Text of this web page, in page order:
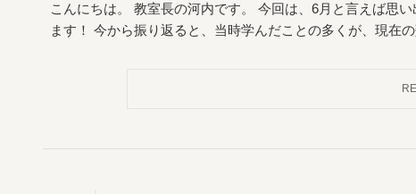
こんにちは。 教室長の河内です。 今回は、6月と言えば思
ます！ 今から振り返ると、当時学んだことの多くが、現